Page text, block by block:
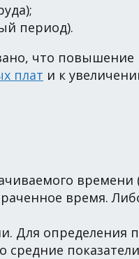
период).
что повышение
плат и к
время.
Для определения